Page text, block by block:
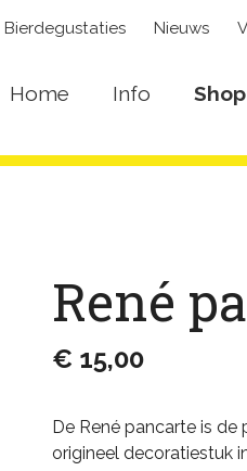
Home Info Shop
Bierdegustaties Nieuws
René
€ 15,00
De René pancarte is
origineel decoratiestuk